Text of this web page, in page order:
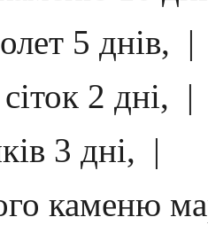
5 днів, |
2 дні, |
3 дні, |
каменю